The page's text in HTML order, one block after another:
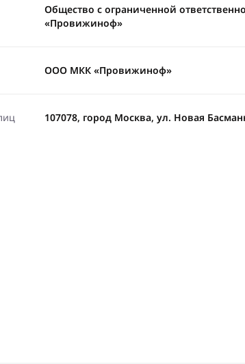
Общество с ограниченной
«Провижиноф»
ООО МКК «Провижиноф»
107078, город Москва, ул. Новая